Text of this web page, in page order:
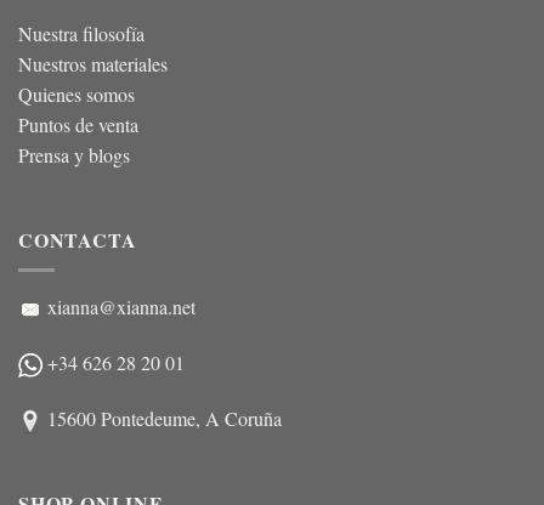
Nuestra filosofía
Nuestros materiales
Quienes somos
Puntos de venta
Prensa y blogs
CONTACTA
xianna@xianna.net
+34 626 28 20 01
15600 Pontedeume, A Coruña